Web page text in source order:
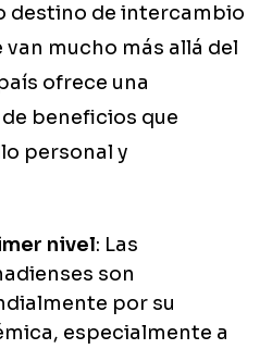
destino de intercambio
mucho más allá del
ofrece una
beneficios que
personal y
nivel: Las
son
por su
especialmente a